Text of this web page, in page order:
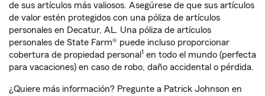
de sus artículos más valiosos. Asegúrese de que sus artículos
de valor estén protegidos con una póliza de artículos
personales en Decatur, AL. Una póliza de artículos
personales de State Farm® puede incluso proporcionar
cobertura de propiedad personal 1 en todo el mundo (perfecta
para vacaciones) en caso de robo, daño accidental o pérdida.
¿Quiere más información? Pregunte a Patrick Johnson en